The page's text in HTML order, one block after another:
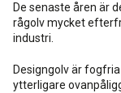
De senaste åren är
rågolv mycket
industri.
Designgolv är
ytterligare